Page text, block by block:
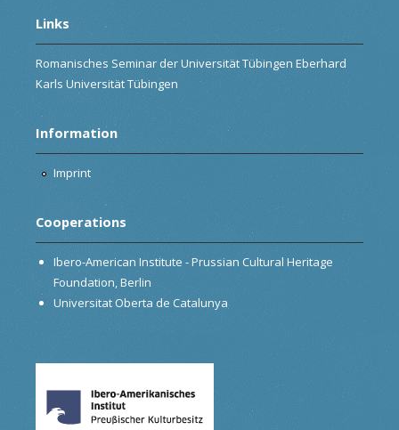
Links
Romanisches Seminar der Universität Tübingen Eberhard
Karls Universität Tübingen
Information
Imprint
Cooperations
Ibero-American Institute - Prussian Cultural Heritage
Foundation, Berlin
Universitat Oberta de Catalunya